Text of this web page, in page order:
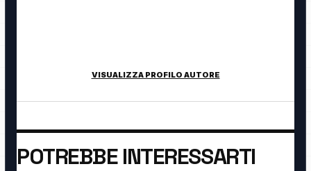
VISUALIZZA PROFILO AUTORE
POTREBBE INTERESSARTI